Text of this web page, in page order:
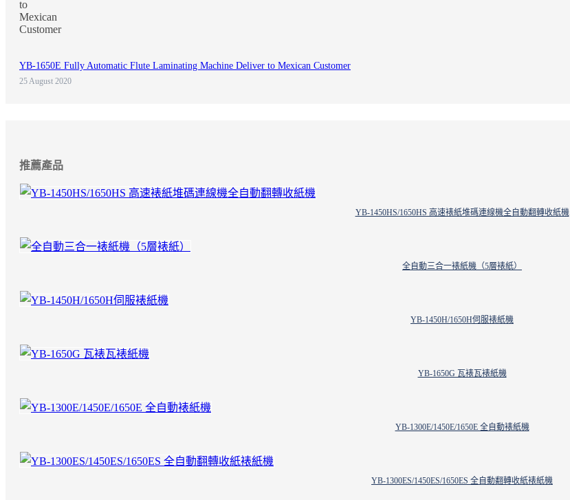
YB-1650E Fully Automatic Flute Laminating Machine Deliver to Mexican Customer
25 August 2020
推薦產品
YB-1450HS/1650HS 高速裱紙堆碼連線機全自動翻轉收紙機
全自動三合一裱紙機（5層裱紙）
YB-1450H/1650H伺服裱紙機
YB-1650G 瓦裱瓦裱紙機
YB-1300E/1450E/1650E 全自動裱紙機
YB-1300ES/1450ES/1650ES 全自動翻轉收紙裱紙機